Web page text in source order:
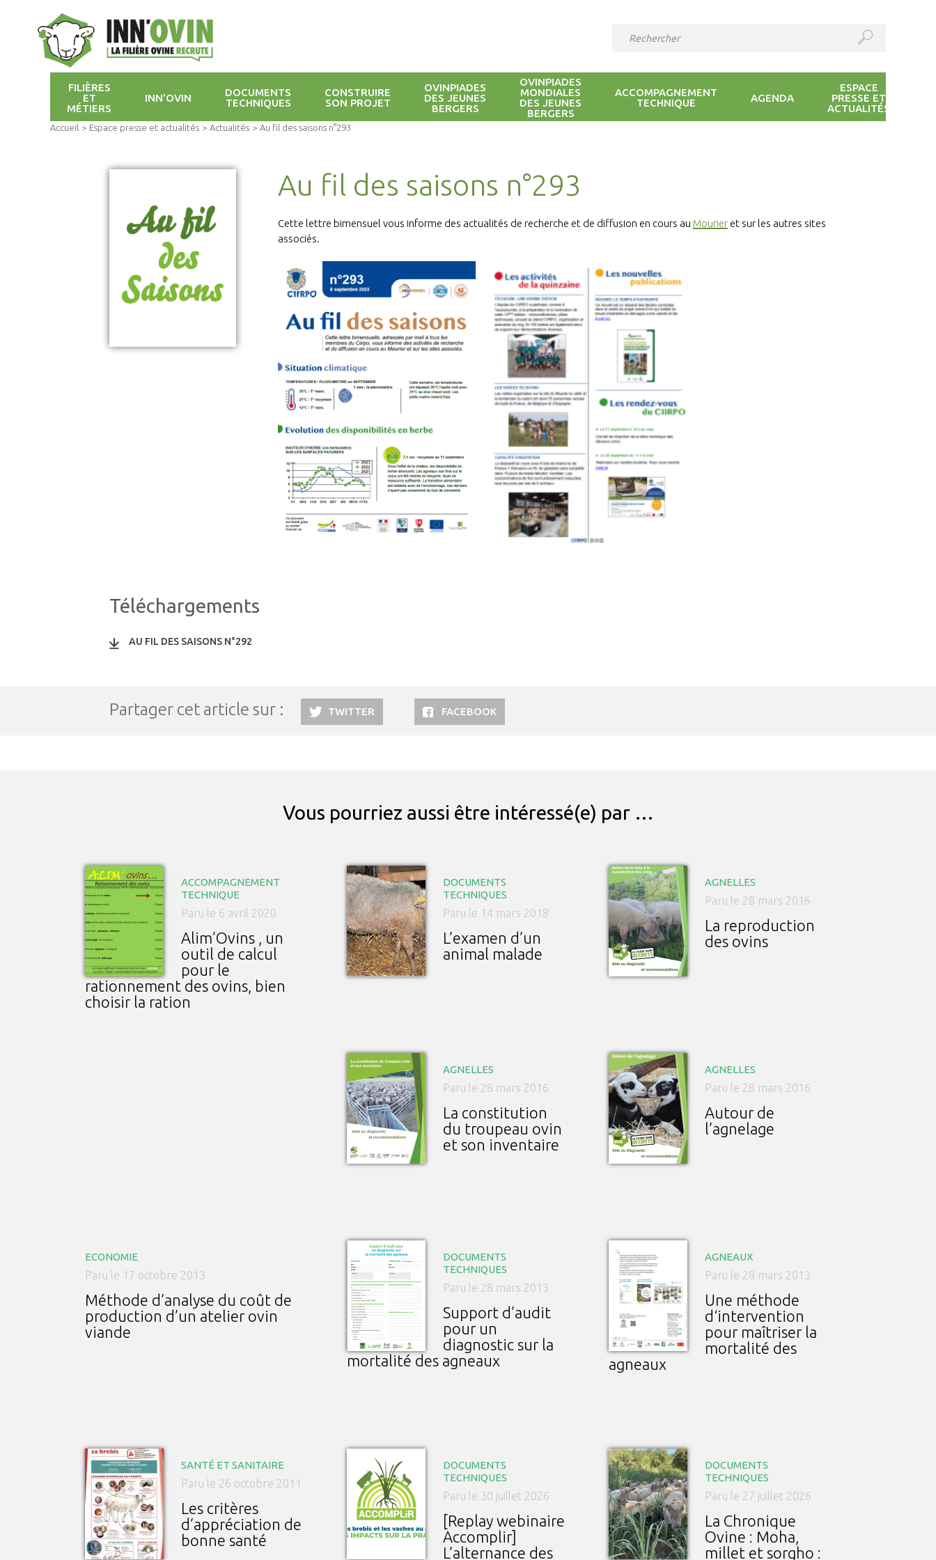
FILIÈRES
ET
MÉTIERS
INN’OVIN
DOCUMENTS
TECHNIQUES
CONSTRUIRE
SON PROJET
OVINPIADES
DES JEUNES
BERGERS
OVINPIADES
MONDIALES
DES JEUNES
BERGERS
ACCOMPAGNEMENT
TECHNIQUE
AGENDA
ESPACE
PRESSE ET
ACTUALITÉS
Accueil > Espace presse et actualités > Actualités > Au fil des saisons n°293
Au fil des saisons n°293
Cette lettre bimensuel vous informe des actualités de recherche et de diffusion en cours au Mourier et sur les autres sites
associés.
Téléchargements
AU FIL DES SAISONS N°292
Partager cet article sur : TWITTER FACEBOOK
Vous pourriez aussi être intéressé(e) par …
ACCOMPAGNEMENT
TECHNIQUE
Paru le 6 avril 2020
Alim’Ovins , un
outil de calcul
pour le
rationnement des ovins, bien
choisir la ration
DOCUMENTS
TECHNIQUES
Paru le 14 mars 2018
L’examen d’un
animal malade
AGNELLES
Paru le 28 mars 2016
La reproduction
des ovins
AGNELLES
Paru le 28 mars 2016
La constitution
du troupeau ovin
et son inventaire
AGNELLES
Paru le 28 mars 2016
Autour de
l’agnelage
ECONOMIE
Paru le 17 octobre 2013
Méthode d’analyse du coût de
production d’un atelier ovin
viande
DOCUMENTS
TECHNIQUES
Paru le 28 mars 2013
Support d’audit
pour un
diagnostic sur la
mortalité des agneaux
AGNEAUX
Paru le 28 mars 2013
Une méthode
d‘intervention
pour maîtriser la
mortalité des
agneaux
SANTÉ ET SANITAIRE
Paru le 26 octobre 2011
Les critères
d’appréciation de
bonne santé
DOCUMENTS
TECHNIQUES
Paru le 30 juillet 2026
[Replay webinaire
Accomplir]
L’alternance des
DOCUMENTS
TECHNIQUES
Paru le 27 juillet 2026
La Chronique
Ovine : Moha,
millet et sorgho :